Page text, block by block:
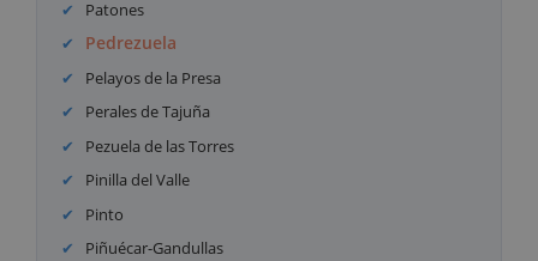
Patones
Pedrezuela
Pelayos de la Presa
Perales de Tajuña
Pezuela de las Torres
Pinilla del Valle
Pinto
Piñuécar-Gandullas